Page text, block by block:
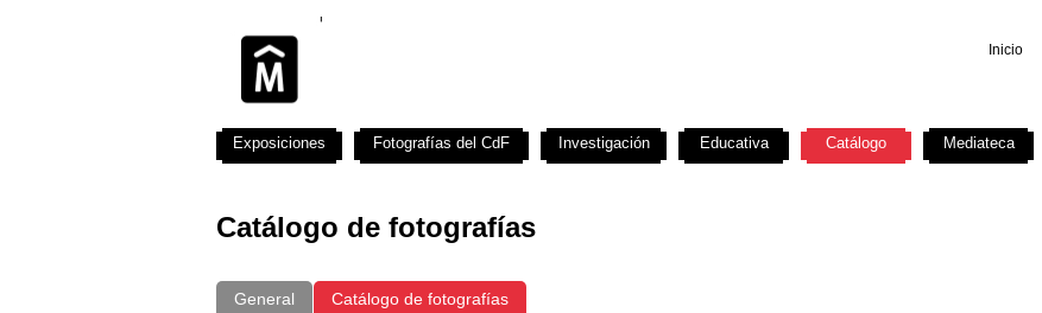
Inicio
Catálogo de fotografías
General Catálogo de fotografías
Exposiciones Fotografías del CdF Investigación Educativa Catálogo Mediateca